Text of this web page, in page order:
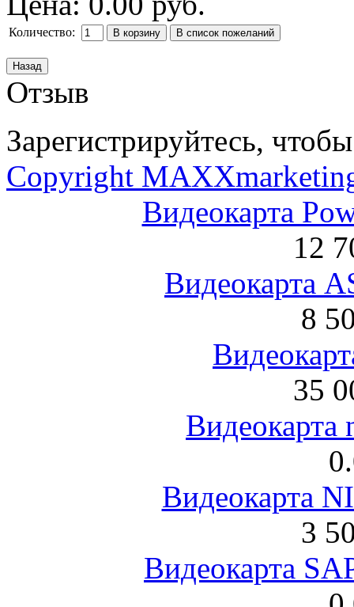
Количество:
Отзыв
Зарегистрируйтесь,
Copyright
Видеокарта
12
Видеокарта
8
35
Видеокарта
Видеокарта
3
Видеокарта